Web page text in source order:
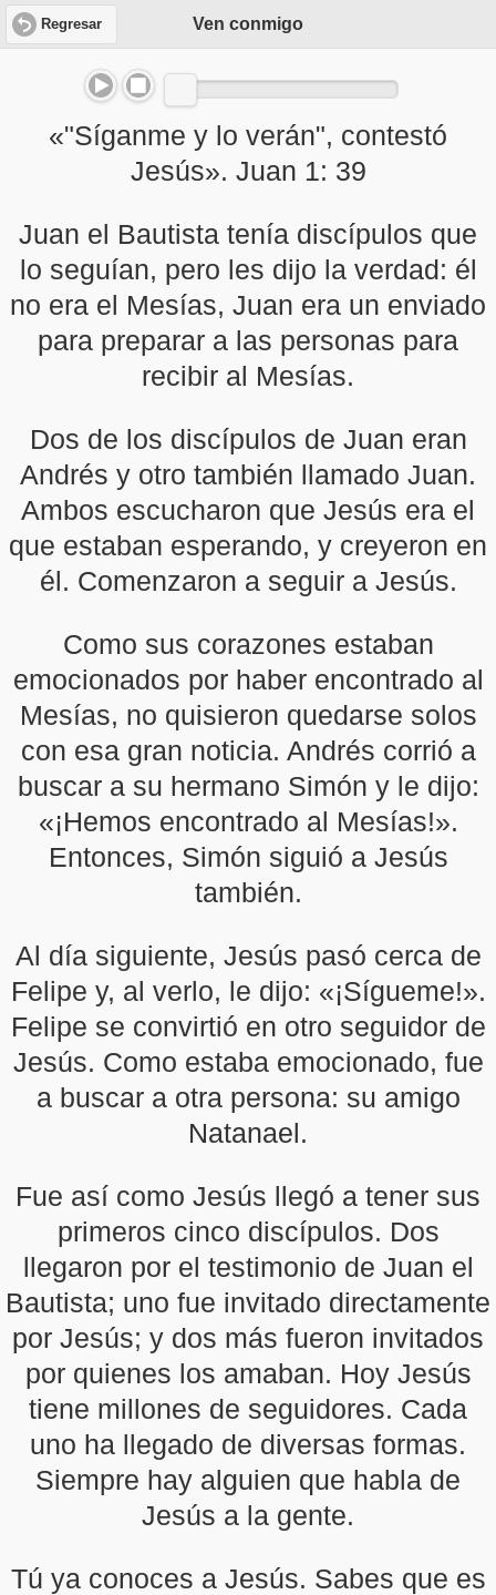
Regresar Ven conmigo
«"Síganme y lo verán", contestó
Jesús». Juan 1: 39
Juan el Bautista tenía discípulos que
lo seguían, pero les dijo la verdad: él
no era el Mesías, Juan era un enviado
para preparar a las personas para
recibir al Mesías.
Dos de los discípulos de Juan eran
Andrés y otro también llamado Juan.
Ambos escucharon que Jesús era el
que estaban esperando, y creyeron en
él. Comenzaron a seguir a Jesús.
Como sus corazones estaban
emocionados por haber encontrado al
Mesías, no quisieron quedarse solos
con esa gran noticia. Andrés corrió a
buscar a su hermano Simón y le dijo:
«¡Hemos encontrado al Mesías!».
Entonces, Simón siguió a Jesús
también.
Al día siguiente, Jesús pasó cerca de
Felipe y, al verlo, le dijo: «¡Sígueme!».
Felipe se convirtió en otro seguidor de
Jesús. Como estaba emocionado, fue
a buscar a otra persona: su amigo
Natanael.
Fue así como Jesús llegó a tener sus
primeros cinco discípulos. Dos
llegaron por el testimonio de Juan el
Bautista; uno fue invitado directamente
por Jesús; y dos más fueron invitados
por quienes los amaban. Hoy Jesús
tiene millones de seguidores. Cada
uno ha llegado de diversas formas.
Siempre hay alguien que habla de
Jesús a la gente.
Tú ya conoces a Jesús. Sabes que es